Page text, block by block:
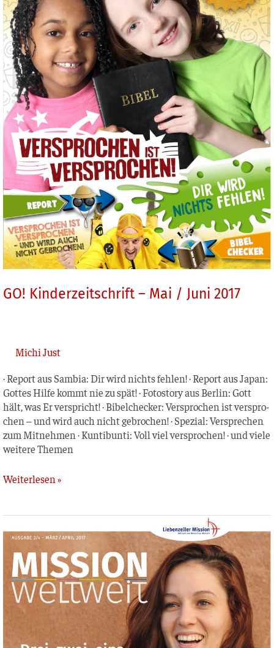
GO! Kinderzeitschrift – Mai / Juni 2017
Michi Just
· Report aus Sam­bia: Dir wird nichts feh­len! · Report aus Japan:
Got­tes Hil­fe kommt nie zu spät! · Foto­sto­ry aus Ber­lin: Gott
hält, was Er ver­spricht! · Bibel­ch­e­cker: Ver­spro­chen ist ver­spro­
chen – und wird auch nicht gebro­chen! · Spe­zi­al: Ver­spre­chen
zum Mit­neh­men · Kun­tibun­ti: Voll viel ver­spro­chen! · und vie­le
wei­te­re Themen
Weiterlesen »
weltweit
März
April 2017